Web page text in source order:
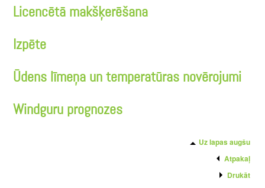
Licencētā makšķerēšana
Izpēte
Ūdens līmeņa un temperatūras novērojumi
Windguru prognozes
Uz lapas augšu
Atpakaļ
Drukāt